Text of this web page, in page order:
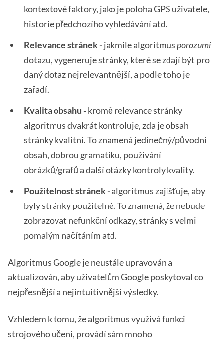
kontextové faktory, jako je poloha GPS uživatele,
historie předchozího vyhledávání atd.
Relevance stránek -jakmile algoritmusporozumí
dotazu, vygeneruje stránky, které se zdají být pro
daný dotaz nejrelevantnější, a podle toho je
zařadí.
Kvalita obsahu -kromě relevance stránky
algoritmus dvakrát kontroluje, zda je obsah
stránky kvalitní. To znamená jedinečný/původní
obsah, dobrou gramatiku, používání
obrázků/grafů a další otázky kontroly kvality.
Použitelnost stránek -algoritmus zajišťuje, aby
byly stránky použitelné. To znamená, že nebude
zobrazovat nefunkční odkazy, stránky s velmi
pomalým načítáním atd.
Algoritmus Google je neustále upravován a
aktualizován, aby uživatelům Google poskytoval co
nejpřesnější a nejintuitivnější výsledky.
Vzhledem k tomu, že algoritmus využívá funkci
strojového učení, provádí sám mnoho